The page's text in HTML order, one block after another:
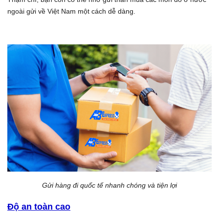
ngoài gửi về Việt Nam một cách dễ dàng.
Gửi hàng đi quốc tế nhanh chóng và tiện lợi
Độ an toàn cao